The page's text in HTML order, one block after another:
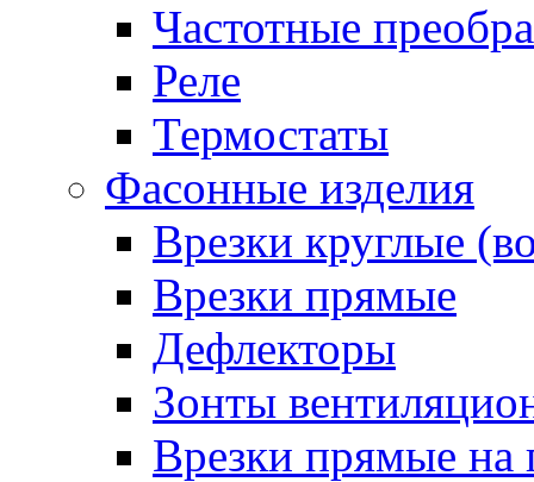
Частотные
Реле
Термостаты
Фасонные изделия
Врезки круглые
Врезки прямые
Дефлекторы
Зонты
Врезки прямые на